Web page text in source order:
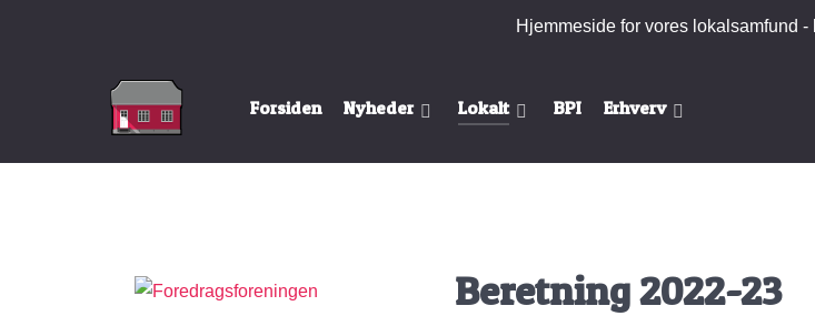
Hjemmeside for vores lokalsamfund -
Forsiden Nyheder Lokalt BPI Erhverv
Beretning 2022-23